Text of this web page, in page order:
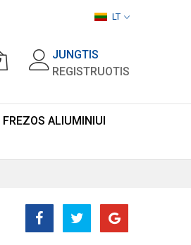
LT
JUNGTIS
REGISTRUOTIS
FREZOS ALIUMINIUI